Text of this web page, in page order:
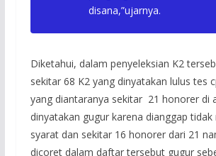
disana,”ujarnya.
Diketahui, dalam penyeleksian K2
sekitar 68 K2 yang dinyatakan lulus tes
yang diantaranya sekitar 21 honorer di
dinyatakan gugur karena dianggap
syarat dan sekitar 16 honorer dari 21
dicoret dalam daftar tersebut gugur